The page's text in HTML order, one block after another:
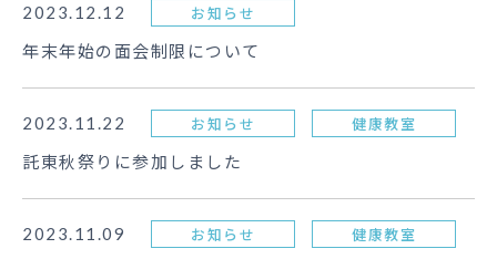
年末年始の面会制限について
2023.12.12 お知らせ
託東秋祭りに参加しました
2023.11.22 お知らせ 健康教室
2023.11.09 お知らせ 健康教室